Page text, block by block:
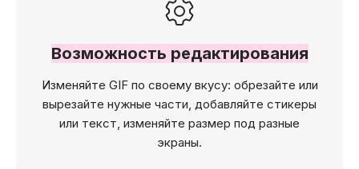
Возможность редактирования
Изменяйте GIF по своему вкусу: обрезайте или
вырезайте нужные части, добавляйте стикеры
или текст, изменяйте размер под разные
экраны.